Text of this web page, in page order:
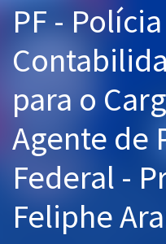
Cursos 20% OFF
Pós
OAB
Mentorias
Questões grátis
PF -
para o
Agente de
Federal -
Feliphe